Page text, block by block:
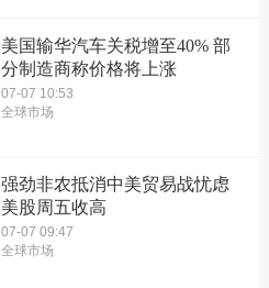
美国输华汽车关税增至40% 部
分制造商称价格将上涨
07-07 10:53
全球市场
强劲非农抵消中美贸易战忧虑
美股周五收高
07-07 09:47
全球市场